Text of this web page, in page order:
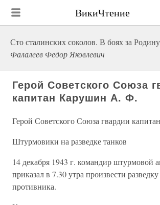
ВикиЧтение
Сто сталинских соколов. В боях за Родину
Фалалеев Федор Яковлевич
Герой Советского Союза
капитан Карушин А. Ф.
Герой Советского Союза гвардии
Штурмовики на разведке танков
14 декабря 1943 г. командир штурмовой
приказал в 7.30 утра произвести
противника.